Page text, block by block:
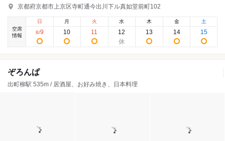
京都府京都市上京区寺町通今出川下ル真如堂前町102
空席
情報
日
8/9
月
10
火
11
水
12
木
13
金
14
土
15
ぞろんぱ
出町柳駅 535m / 居酒屋、お好み焼き、日本料理